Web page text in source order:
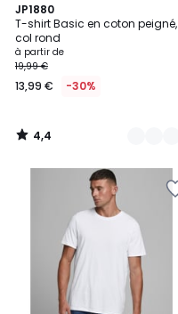
JP1880
T-shirt Basic en coton peigné,
col rond
à partir de
19,99 €
13,99 € -30%
4,4
/ 5
36
Couleurs
4,4
/